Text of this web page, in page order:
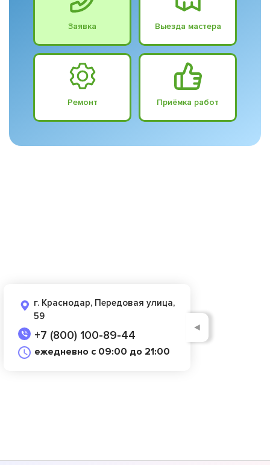
Заявка Выезда мастера
Ремонт Приёмка работ
г. Краснодар, Передовая улица,
59
+7 (800) 100-89-44
ежедневно с 09:00 до 21:00
◄